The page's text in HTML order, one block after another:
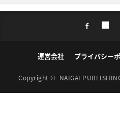
運営会社 プライバシー
Copyright © NAIGAI